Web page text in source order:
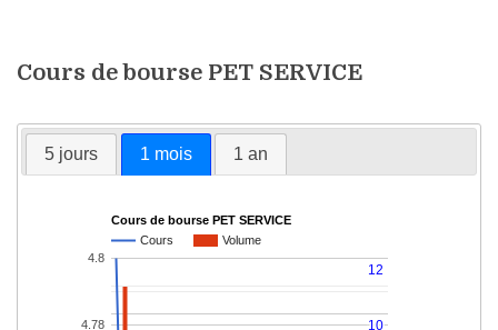
Cours de bourse PET SERVICE
5 jours 1 mois 1 an